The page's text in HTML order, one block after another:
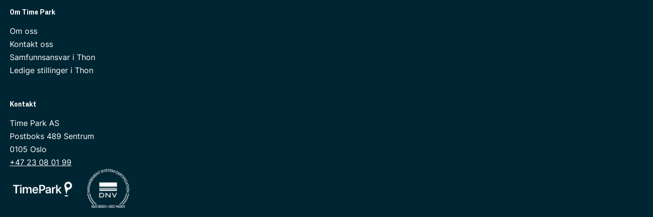
Om Time Park
Om oss
Kontakt oss
Samfunnsansvar i Thon
Ledige stillinger i Thon
Kontakt
Time Park AS
Postboks 489 Sentrum
0105 Oslo
Telefon:
+47 23 08 01 99